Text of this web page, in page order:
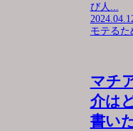
び人...
モテるた
マチ
介は
書い